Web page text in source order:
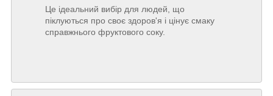
Це ідеальний вибір для людей, що
піклуються про своє здоров'я і цінує смаку
справжнього фруктового соку.